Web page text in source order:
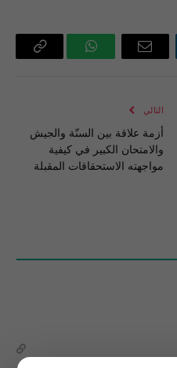
البريد
واتساب Copy
التالي
أزمة علاقة بين السنّة والجيش
والامتحان الكبير في كيفية
مواجهته الاستحقاقات المقبلة